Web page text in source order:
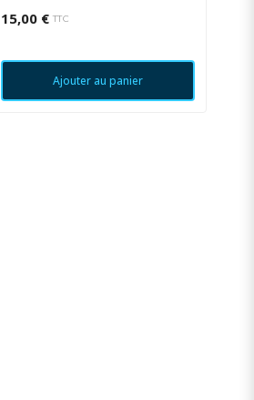
15,00 € TTC
Ajouter au panier